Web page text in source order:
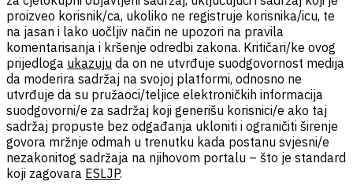
proizveo korisnik/ca, ukoliko ne registruje korisnika/icu, te
na jasan i lako uočljiv način ne upozori na pravila
komentarisanja i kršenje odredbi zakona. Kritičari/ke ovog
prijedloga ukazuju da on ne utvrđuje suodgovornost medija
da moderira sadržaj na svojoj platformi, odnosno ne
utvrđuje da su pružaoci/teljice elektroničkih informacija
suodgovorni/e za sadržaj koji generišu korisnici/e ako taj
sadržaj propuste bez odgađanja ukloniti i ograničiti širenje
govora mržnje odmah u trenutku kada postanu svjesni/e
nezakonitog sadržaja na njihovom portalu – što je standard
koji zagovara ESLJP.